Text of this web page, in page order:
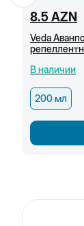
8.5 AZN
Veda
В наличии
200 мл